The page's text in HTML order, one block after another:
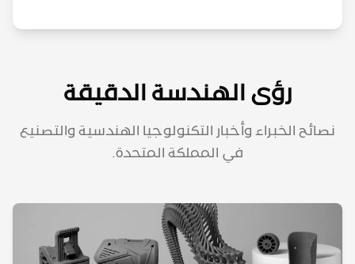
رؤى الهندسة الدقيقة
نصائح الخبراء وأخبار التكنولوجيا الهندسية والتصنيع
في المملكة المتحدة.